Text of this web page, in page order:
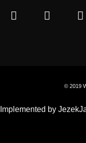
© 2019
Implemented by